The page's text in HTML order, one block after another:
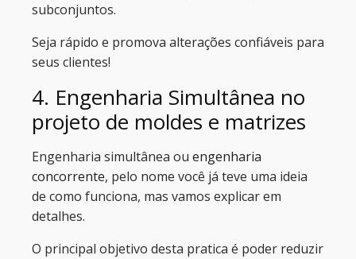
subconjuntos.
Seja rápido e promova alterações confiáveis para
seus clientes!
4. Engenharia Simultânea no
projeto de moldes e matrizes
Engenharia simultânea ou engenharia
concorrente, pelo nome você já teve uma ideia
de como funciona, mas vamos explicar em
detalhes.
O principal objetivo desta pratica é poder reduzir